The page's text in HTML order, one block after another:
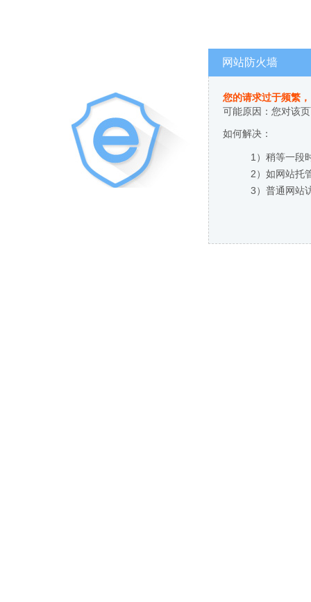
网站防火墙
您的请求过于频繁
可能原因：您对该
如何解决：
1）稍等一段
2）如网站托
3）普通网站